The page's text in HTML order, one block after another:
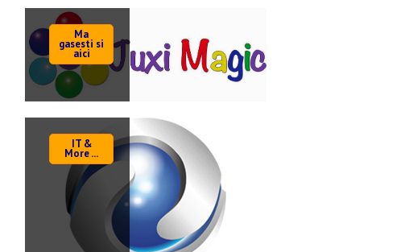
Ma
gasesti si
aici
IT &
More ...